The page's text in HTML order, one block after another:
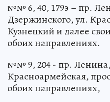
№№ 6, 40, 179э – пр.
Дзержинского, ул.
Кузнецкий и далее
обоих направлениях.
№№ 9, 204 - пр.
Красноармейская,
обоих направлениях,